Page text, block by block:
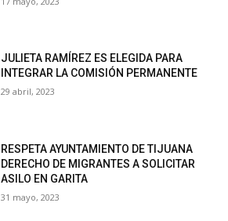
JULIETA RAMÍREZ ES ELEGIDA PARA
INTEGRAR LA COMISIÓN PERMANENTE
29 abril, 2023
RESPETA AYUNTAMIENTO DE TIJUANA
DERECHO DE MIGRANTES A SOLICITAR
ASILO EN GARITA
31 mayo, 2023